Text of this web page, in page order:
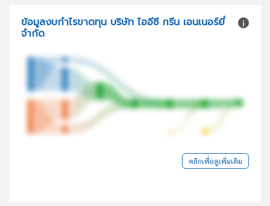
ข้อมูลงบกำไรขาดทุน บริษัท ไออีซี กรีน เอนเนอร์ยี่
จำกัด
คลิกเพื่อดูเพิ่มเติม